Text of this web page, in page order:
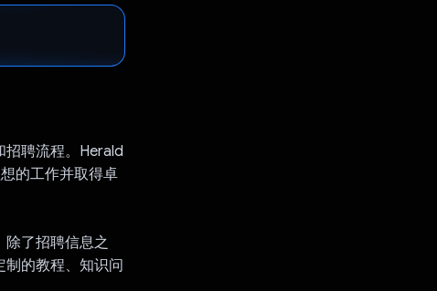
招聘流程。Herald
的工作并取得卓
了招聘信息之
的教程、知识问